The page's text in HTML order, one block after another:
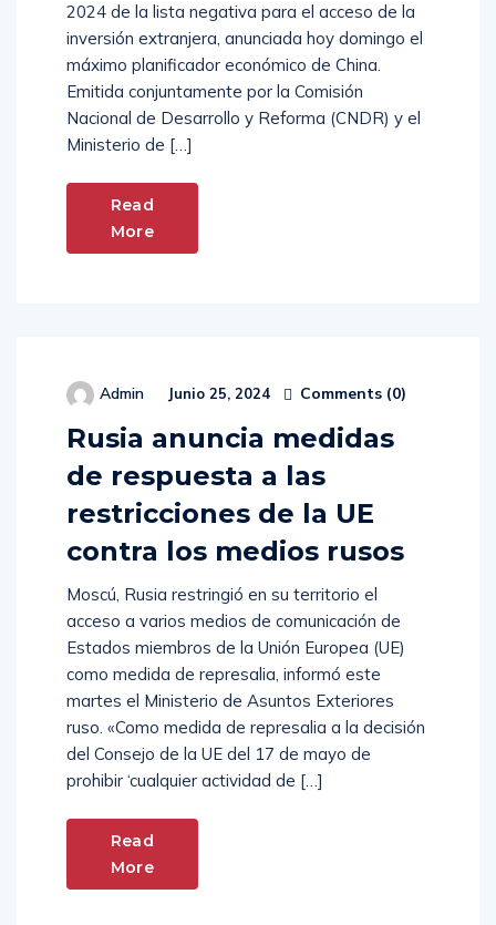
2024 de la lista negativa para el acceso de la
inversión extranjera, anunciada hoy domingo el
máximo planificador económico de China.
Emitida conjuntamente por la Comisión
Nacional de Desarrollo y Reforma (CNDR) y el
Ministerio de […]
Read
More
Admin Junio 25, 2024 Comments (0)
Rusia anuncia medidas
de respuesta a las
restricciones de la UE
contra los medios rusos
Moscú, Rusia restringió en su territorio el
acceso a varios medios de comunicación de
Estados miembros de la Unión Europea (UE)
como medida de represalia, informó este
martes el Ministerio de Asuntos Exteriores
ruso. «Como medida de represalia a la decisión
del Consejo de la UE del 17 de mayo de
prohibir ‘cualquier actividad de […]
Read
More